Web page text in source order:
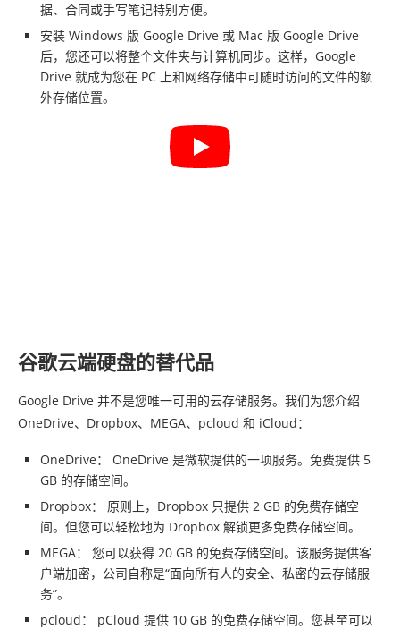
据、合同或手写笔记特别方便。
安装 Windows 版 Google Drive 或 Mac 版 Google Drive
后，您还可以将整个文件夹与计算机同步。这样，Google
Drive 就成为您在 PC 上和网络存储中可随时访问的文件的额
外存储位置。
谷歌云端硬盘的替代品
Google Drive 并不是您唯一可用的云存储服务。我们为您介绍
OneDrive、Dropbox、MEGA、pcloud 和 iCloud：
OneDrive： OneDrive 是微软提供的一项服务。免费提供 5
GB 的存储空间。
Dropbox： 原则上，Dropbox 只提供 2 GB 的免费存储空
间。但您可以轻松地为 Dropbox 解锁更多免费存储空间。
MEGA： 您可以获得 20 GB 的免费存储空间。该服务提供客
户端加密，公司自称是“面向所有人的安全、私密的云存储服
务”。
pcloud： pCloud 提供 10 GB 的免费存储空间。您甚至可以